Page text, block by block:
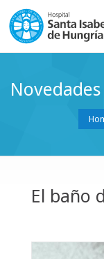
Novedades
El baño